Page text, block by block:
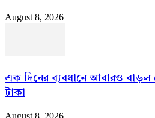
August 8, 2026
এক দিনের ব্যবধানে আবারও বাড়ল
টাকা
August 8, 2026